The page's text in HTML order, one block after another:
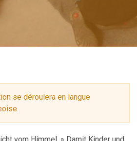
se déroulera en langue